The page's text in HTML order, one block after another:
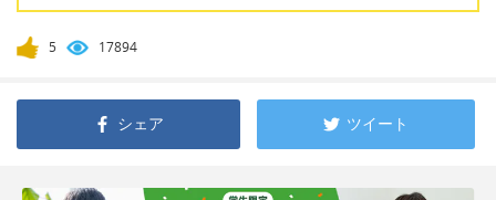
5 17894
シェア ツイート